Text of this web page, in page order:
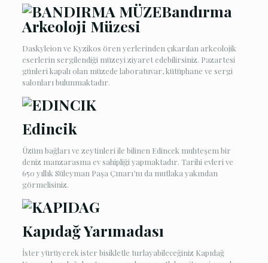
Bandırma
Arkeoloji Müzesi
Daskyleion ve Kyzikos ören yerlerinden çıkarılan arkeolojik
eserlerin sergilendiği müzeyi ziyaret edebilirsiniz. Pazartesi
günleri kapalı olan müzede laboratuvar, kütüphane ve sergi
salonları bulunmaktadır.
Edincik
Üzüm bağları ve zeytinleri ile bilinen Edincek muhteşem bir
deniz manzarasına ev sahipliği yapmaktadır. Tarihi evleri ve
650 yıllık Süleyman Paşa Çınarı’nı da mutlaka yakından
görmelisiniz.
Kapıdağ Yarımadası
İster yürüyerek ister bisikletle turlayabileceğiniz Kapıdağ